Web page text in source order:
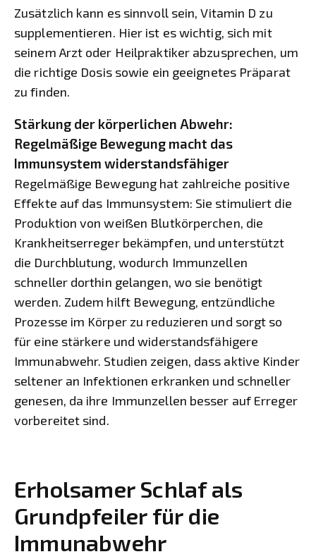
Zusätzlich kann es sinnvoll sein, Vitamin D zu
supplementieren. Hier ist es wichtig, sich mit
seinem Arzt oder Heilpraktiker abzusprechen, um
die richtige Dosis sowie ein geeignetes Präparat
zu finden.
Stärkung der körperlichen Abwehr:
Regelmäßige Bewegung macht das
Immunsystem widerstandsfähiger
Regelmäßige Bewegung hat zahlreiche positive
Effekte auf das Immunsystem: Sie stimuliert die
Produktion von weißen Blutkörperchen, die
Krankheitserreger bekämpfen, und unterstützt
die Durchblutung, wodurch Immunzellen
schneller dorthin gelangen, wo sie benötigt
werden. Zudem hilft Bewegung, entzündliche
Prozesse im Körper zu reduzieren und sorgt so
für eine stärkere und widerstandsfähigere
Immunabwehr. Studien zeigen, dass aktive Kinder
seltener an Infektionen erkranken und schneller
genesen, da ihre Immunzellen besser auf Erreger
vorbereitet sind.
Erholsamer Schlaf als
Grundpfeiler für die
Immunabwehr